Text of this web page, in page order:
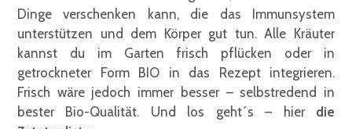
Dinge verschenken kann, die das Immunsystem
unterstützen und dem Körper gut tun. Alle Kräuter
kannst du im Garten frisch pflücken oder in
getrockneter Form BIO in das Rezept integrieren.
Frisch wäre jedoch immer besser – selbstredend in
bester Bio-Qualität. Und los geht´s – hier die